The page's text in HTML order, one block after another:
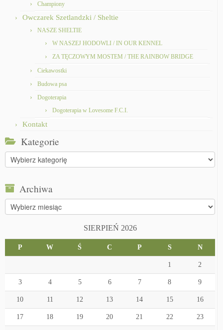
Championy
Owczarek Szetlandzki / Sheltie
NASZE SHELTIE
W NASZEJ HODOWLI / IN OUR KENNEL
ZA TĘCZOWYM MOSTEM / THE RAINBOW BRIDGE
Ciekawostki
Budowa psa
Dogoterapia
Dogoterapia w Lovesome F.C.I.
Kontakt
Kategorie
Kategorie
Archiwa
Archiwa
SIERPIEŃ 2026
P W Ś C P S N
1 2
3 4 5 6 7 8 9
10 11 12 13 14 15 16
17 18 19 20 21 22 23